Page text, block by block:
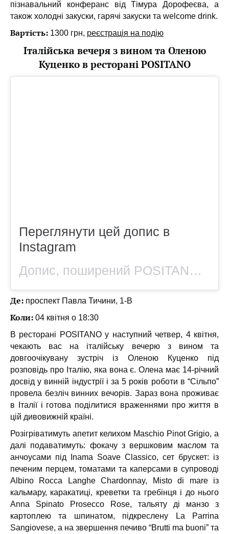
пізнавальний конферанс від Тімура Дорофеєва, а
також холодні закуски, гарячі закуски та welcome drink.
Вартість: 1300 грн, реєстрація на подію
Італійська вечеря з вином та Оленою
Куценко в ресторані POSITANO
Переглянути цей допис в
Instagram
Допис, поширений POSITANO (@positano.ua)
Де: проспект Павла Тичини, 1-В
Коли: 04 квітня о 18:30
В ресторані POSITANO у наступний четвер, 4 квітня,
чекають вас на італійську вечерю з вином та
довгоочікувану зустріч із Оленою Куценко під
розповідь про Італію, яка вона є. Олена має 14-річний
досвід у винній індустрії і за 5 років роботи в “Сільпо”
провела безліч винних вечорів. Зараз вона проживає
в Італії і готова поділитися враженнями про життя в
цій дивовижній країні.
Розігріватимуть апетит келихом Maschio Pinot Grigio, а
далі подаватимуть: фокачу з вершковим маслом та
анчоусами під Inama Soave Classico, сет брускет: із
печеним перцем, томатами та каперсами в супроводі
Albino Rocca Langhe Chardonnay, Misto di mare із
кальмару, каракатиці, креветки та гребінця і до нього
Anna Spinato Prosecco Rose, тальяту ді манзо з
картоплею та шпинатом, підкреслену La Parrina
Sangiovese, а на звершення печиво “Brutti ma buoni” та